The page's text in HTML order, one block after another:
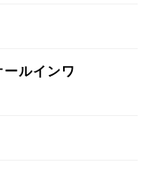
ルインワ